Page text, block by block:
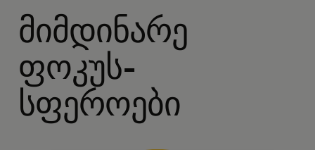
მიმდინარე
ფოკუს-
სფეროები